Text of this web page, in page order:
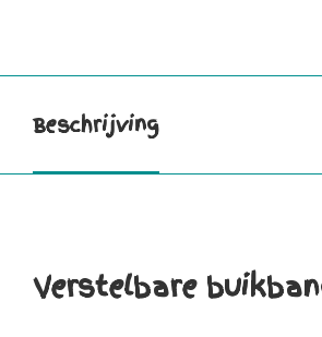
Beschrijving
Verstelbare